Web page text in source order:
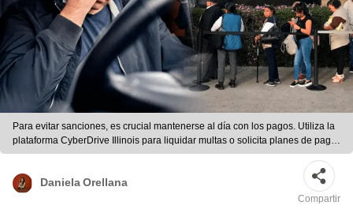
Para evitar sanciones, es crucial mantenerse al día con los pagos. Utiliza la
plataforma CyberDrive Illinois para liquidar multas o solicita planes de pago
si es necesario. Foto: composición LR/AFP.
Daniela Orellana
Compartir